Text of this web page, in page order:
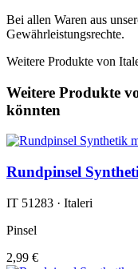
Bei allen Waren aus
Gewährleistungsrechte.
Weitere Produkte von
Weitere Produkte
könnten
Rundpinsel
IT 51283 · Italeri
Pinsel
2,99 €